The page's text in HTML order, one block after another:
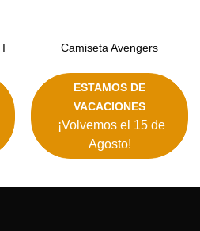
Camiseta Avengers
ESTAMOS DE
VACACIONES
¡Volvemos el 15 de
Agosto!